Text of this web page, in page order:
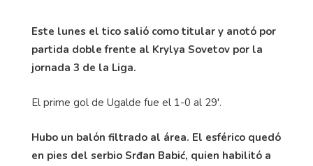
Este lunes el tico salió como titular y anotó por
partida doble frente al Krylya Sovetov por la
jornada 3 de la Liga.
El prime gol de Ugalde fue el 1-0 al 29'.
Hubo un balón filtrado al área. El esférico quedó
en pies del serbio Srđan Babić, quien habilitó a